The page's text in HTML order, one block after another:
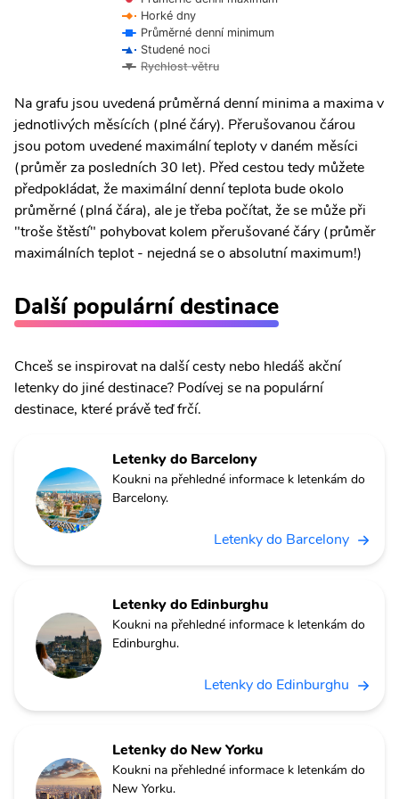
Horké dny
Průměrné denní minimum
Studené noci
Rychlost větru
Na grafu jsou uvedená průměrná denní minima a maxima v
jednotlivých měsících (plné čáry). Přerušovanou čárou
jsou potom uvedené maximální teploty v daném měsíci
(průměr za posledních 30 let). Před cestou tedy můžete
předpokládat, že maximální denní teplota bude okolo
průměrné (plná čára), ale je třeba počítat, že se může při
"troše štěstí" pohybovat kolem přerušované čáry (průměr
maximálních teplot - nejedná se o absolutní maximum!)
Další populární destinace
Chceš se inspirovat na další cesty nebo hledáš akční
letenky do jiné destinace? Podívej se na populární
destinace, které právě teď frčí.
Letenky do Barcelony
Koukni na přehledné informace k letenkám do
Barcelony.
Letenky do Barcelony
Letenky do Edinburghu
Koukni na přehledné informace k letenkám do
Edinburghu.
Letenky do Edinburghu
Letenky do New Yorku
Koukni na přehledné informace k letenkám do
New Yorku.